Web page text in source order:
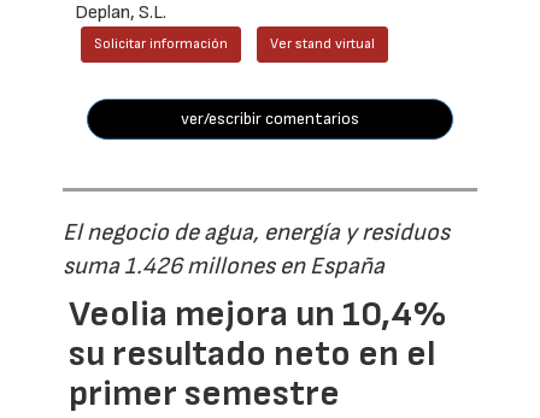
Deplan, S.L.
Solicitar información Ver stand virtual
ver/escribir comentarios
El negocio de agua, energía y residuos
suma 1.426 millones en España
Veolia mejora un 10,4%
su resultado neto en el
primer semestre